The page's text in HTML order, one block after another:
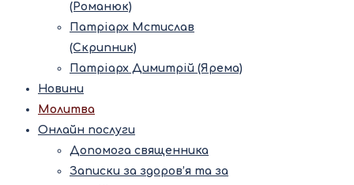
(Романюк)
Патріарх Мстислав
(Скрипник)
Патріарх Димитрій (Ярема)
Новини
Молитва
Онлайн послуги
Допомога священника
Записки за здоров’я та за